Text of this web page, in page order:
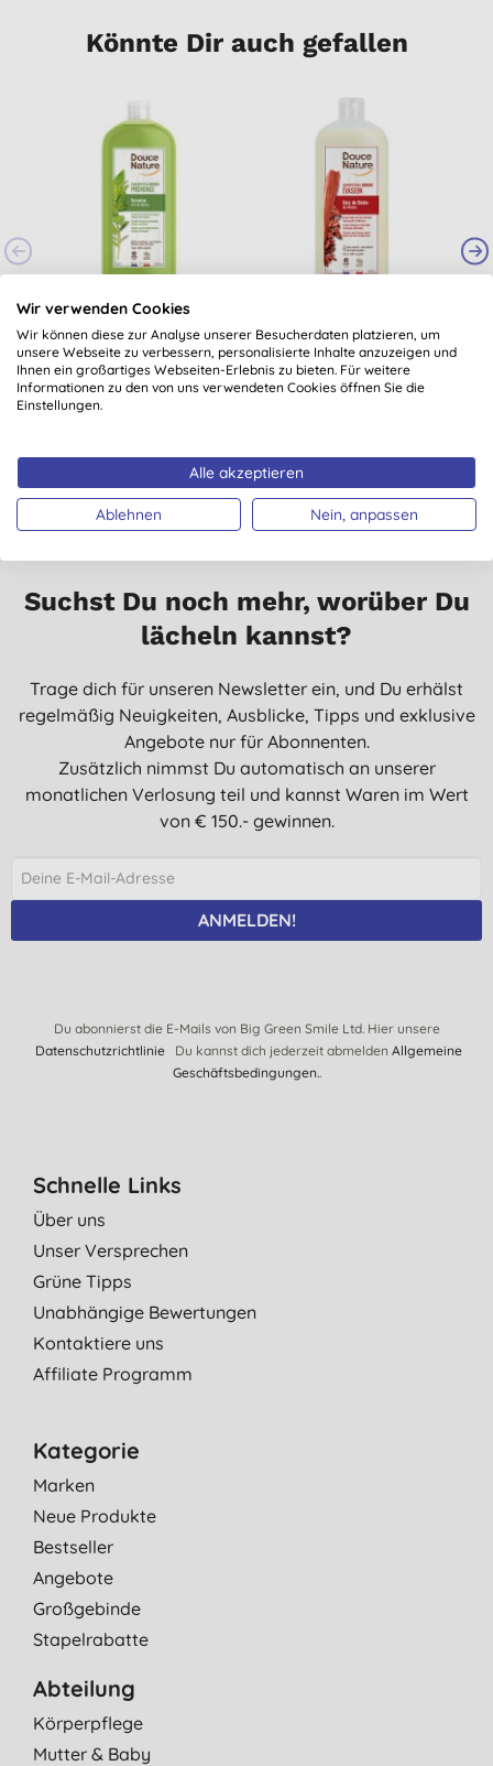
Könnte Dir auch gefallen
Douce Nature
Shampooing Douche
Provence Verveine -
Shampoo & Duschgel
16,74 € KAUFEN
Shampooing Douche
Relaxant Santal -
Shampoo & Duschgel
15,50 € KAUFEN
Suchst Du noch mehr, worüber Du
lächeln kannst?
Trage dich für unseren Newsletter ein, und Du erhälst
regelmäßig Neuigkeiten, Ausblicke, Tipps und exklusive
Angebote nur für Abonnenten.
Zusätzlich nimmst Du automatisch an unserer
monatlichen Verlosung teil und kannst Waren im Wert
von € 150.- gewinnen.
ANMELDEN!
Du abonnierst die E-Mails von Big Green Smile Ltd. Hier unsere
DatenschutzrichtlinieDu kannst dich jederzeit abmelden Allgemeine
Geschäftsbedingungen..
Schnelle Links
Über uns
Unser Versprechen
Grüne Tipps
Unabhängige Bewertungen
Kontaktiere uns
Affiliate Programm
Kategorie
Marken
Neue Produkte
Bestseller
Angebote
Großgebinde
Stapelrabatte
Abteilung
Körperpflege
Mutter & Baby
Wir verwenden Cookies
Wir können diese zur Analyse unserer Besucherdaten platzieren, um
unsere Webseite zu verbessern, personalisierte Inhalte anzuzeigen und
Ihnen ein großartiges Webseiten-Erlebnis zu bieten. Für weitere
Informationen zu den von uns verwendeten Cookies öffnen Sie die
Einstellungen.
Alle akzeptieren
Ablehnen Nein, anpassen